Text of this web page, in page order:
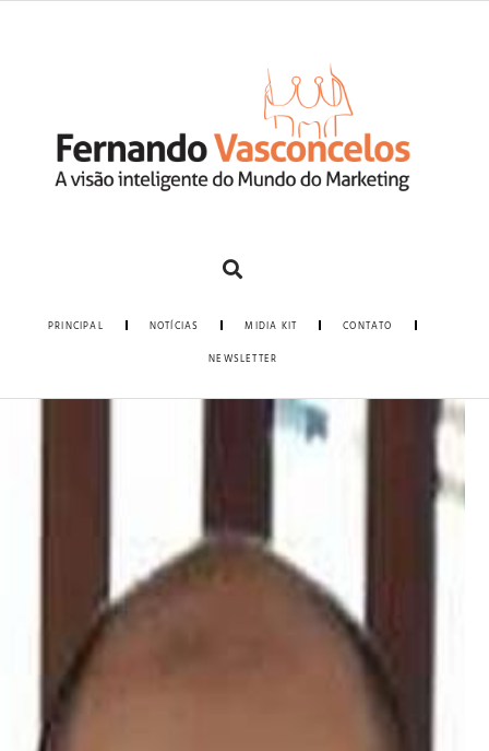
PRINCIPAL NOTÍCIAS MIDIA KIT CONTATO
NEWSLETTER